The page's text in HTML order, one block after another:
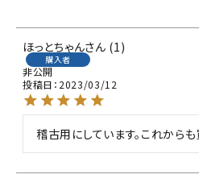
ほっとちゃん
1
購入者
非公開
投稿日 2023/03/12
稽古用にしています。これからも